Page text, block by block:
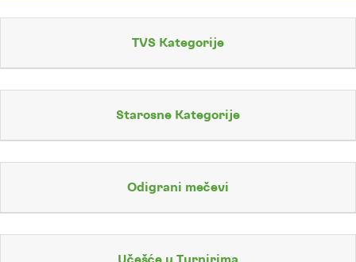
TVS Kategorije
Starosne Kategorije
Odigrani mečevi